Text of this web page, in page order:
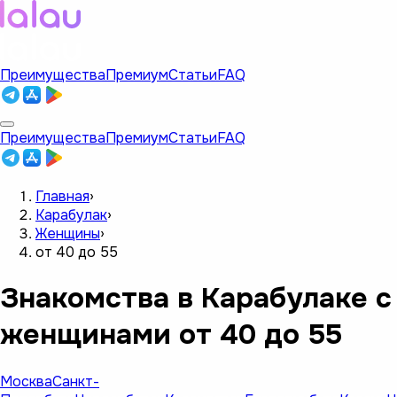
ПреимуществаПремиумСтатьиFAQ
ПреимуществаПремиумСтатьиFAQ
Главная›
Карабулак›
Женщины›
от 40 до 55
Знакомства в Карабулаке с
женщинами от 40 до 55
МоскваСанкт-